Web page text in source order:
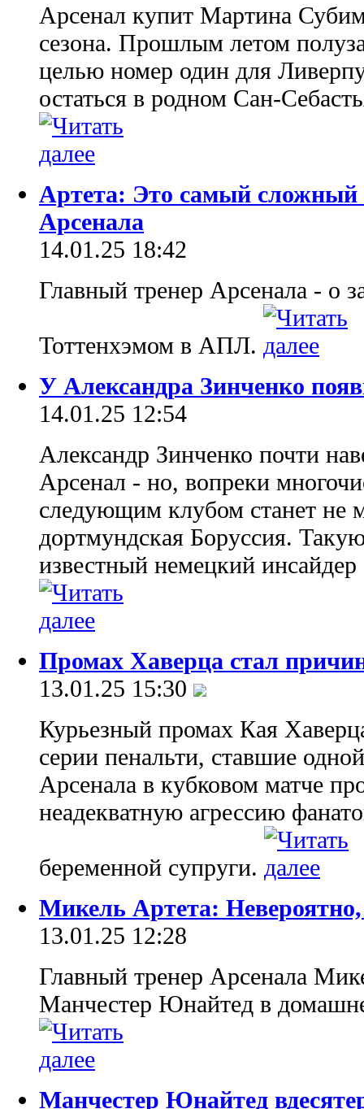
Арсенал купит Мартина
сезона. Прошлым летом
целью номер один для
остаться в родном Сан-
Артета: Это самый
Арсенала
14.01.25 18:42
Главный тренер Арсенала - о
Тоттенхэмом в АПЛ.
У Александра Зинченко
14.01.25 12:54
Александр Зинченко почти
Арсенал - но, вопреки
следующим клубом станет не
дортмундская Боруссия.
известный немецкий
Промах Хаверца стал
13.01.25 15:30
Курьезный промах Кая
серии пенальти, ставшие
Арсенала в кубковом матче
неадекватную агрессию
беременной супруги.
Микель Артета:
13.01.25 12:28
Главный тренер Арсенала
Манчестер Юнайтед в
Манчестер Юнайтед